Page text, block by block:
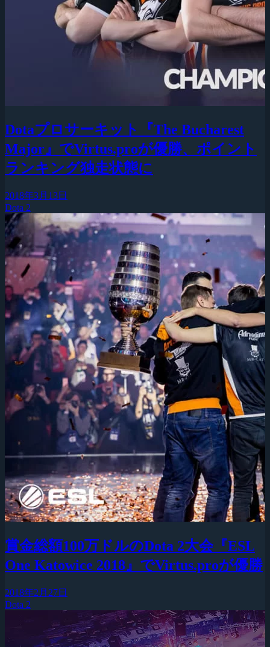
Dotaプロサーキット『The Bucharest
Major』でVirtus.proが優勝、ポイント
ランキング独走状態に
2018年3月13日
Dota 2
賞金総額100万ドルのDota 2大会『ESL
One Katowice 2018』でVirtus.proが優勝
2018年2月27日
Dota 2